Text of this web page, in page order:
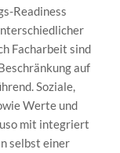
Readiness
Facharbeit sind
auf
Soziale,
Werte und
mit integriert
selbst einer